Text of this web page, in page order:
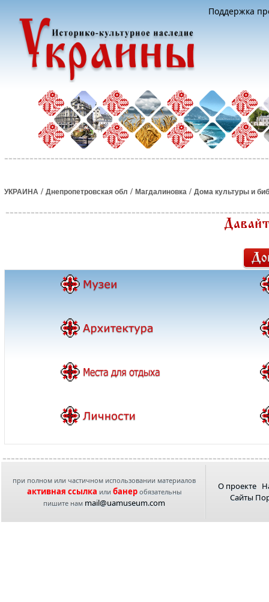
Поддержка
УКРАИНА / Днепропетровская обл / Магдалиновка / Дома культуры и
при полном или частичном использовании материалов
активная ссылка или банеробязательны
пишите нам mail@uamuseum.com
О проекте
Сайты